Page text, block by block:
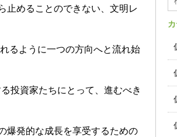
止めることのできない、文明レ
るように一つの方向へと流れ始
投資家たちにとって、進むべき
爆発的な成長を享受するための